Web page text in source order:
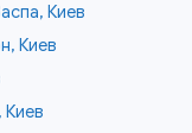
Киев
Киев
Киев